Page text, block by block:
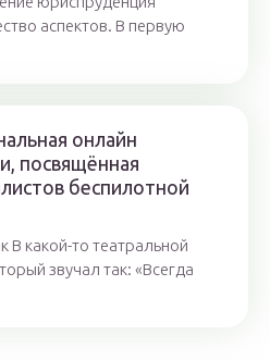
аспектов. В первую
онлайн
посвящённая
беспилотной
В какой-то театральной
звучал так: «Всегда